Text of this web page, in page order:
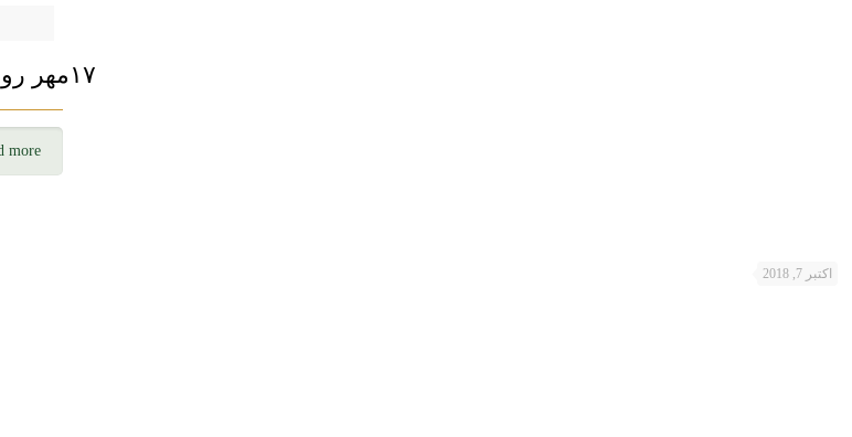
۱۷مهر روز جهانی پست
more
اکتبر 7, 2018